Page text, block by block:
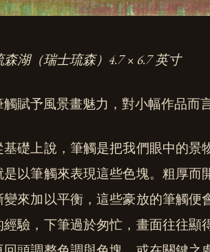
森湖（瑞士琉森）4.7 × 6.7 英寸
觸賦予風景畫魅力，對小幅作品而
基礎上說，筆觸是把我們眼中的景
是以筆觸來表現這些色塊。粗厚而
變來加以平衡，這些豪放的筆觸便
經驗，下筆過於匆忙，畫面往往